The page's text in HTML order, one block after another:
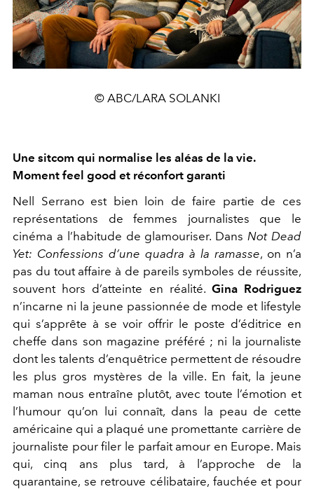
© ABC/LARA SOLANKI
Une sitcom qui normalise les aléas de la vie.
Moment feel good et réconfort garanti
Nell Serrano est bien loin de faire partie de ces
représentations de femmes journalistes que le
cinéma a l’habitude de glamouriser. Dans Not Dead
Yet: Confessions d’une quadra à la ramasse, on n’a
pas du tout affaire à de pareils symboles de réussite,
souvent hors d’atteinte en réalité. Gina Rodriguez
n’incarne ni la jeune passionnée de mode et lifestyle
qui s’apprête à se voir offrir le poste d’éditrice en
cheffe dans son magazine préféré ; ni la journaliste
dont les talents d’enquêtrice permettent de résoudre
les plus gros mystères de la ville. En fait, la jeune
maman nous entraîne plutôt, avec toute l’émotion et
l’humour qu’on lui connaît, dans la peau de cette
américaine qui a plaqué une promettante carrière de
journaliste pour filer le parfait amour en Europe. Mais
qui, cinq ans plus tard, à l’approche de la
quarantaine, se retrouve célibataire, fauchée et pour